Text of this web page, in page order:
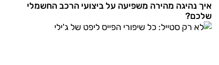
איך נהיגה מהירה משפיעה על ביצועי הרכב החשמלי
שלכם?